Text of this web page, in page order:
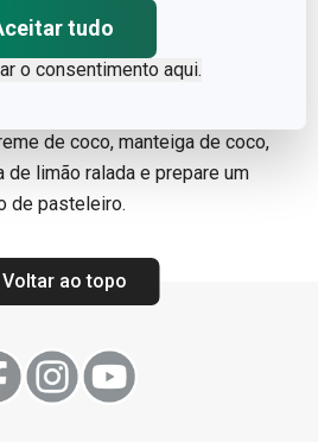
tudo
o consentimento aqui.
de urtiga
em água morna por 2
de coco, manteiga de coco,
de limão ralada e prepare um
de pasteleiro.
Voltar ao topo